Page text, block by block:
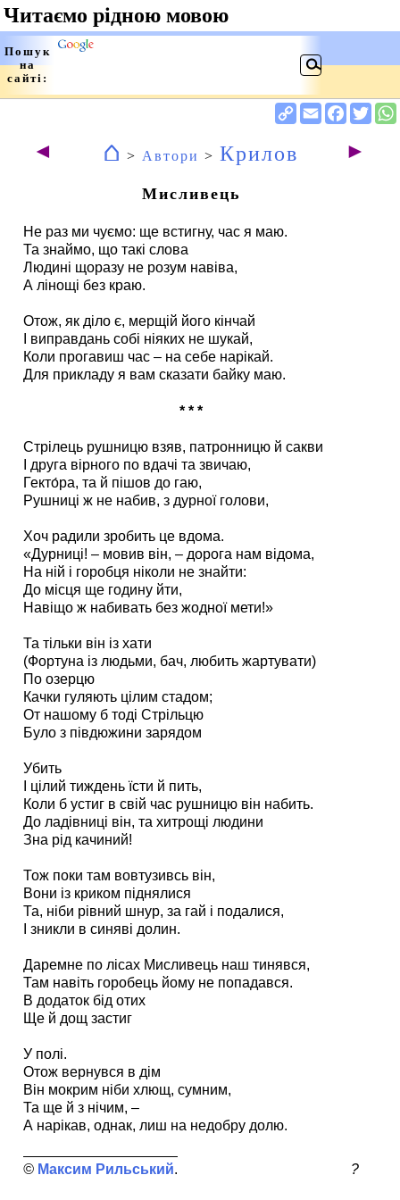
◄ ⌂ > Автори > Крилов ►
Мисливець
Не раз ми чуємо: ще встигну, час я маю.
Та знаймо, що такі слова
Людині щоразу не розум навіва,
А лінощі без краю.
Отож, як діло є, мерщій його кінчай
І виправдань собі ніяких не шукай,
Коли прогавиш час – на себе нарікай.
Для прикладу я вам сказати байку маю.
* * *
Стрілець рушницю взяв, патронницю й сакви
І друга вірного по вдачі та звичаю,
Гекто́ра, та й пішов до гаю,
Рушниці ж не набив, з дурної голови,
Хоч радили зробить це вдома.
«Дурниці! – мовив він, – дорога нам відома,
На ній і горобця ніколи не знайти:
До місця ще годину йти,
Навіщо ж набивать без жодної мети!»
Та тільки він із хати
(Фортуна із людьми, бач, любить жартувати)
По озерцю
Качки гуляють цілим стадом;
От нашому б тоді Стрільцю
Було з півдюжини зарядом
Убить
І цілий тиждень їсти й пить,
Коли б устиг в свій час рушницю він набить.
До ладівниці він, та хитрощі людини
Зна рід качиний!
Тож поки там вовтузивсь він,
Вони із криком піднялися
Та, ніби рівний шнур, за гай і подалися,
І зникли в синяві долин.
Даремне по лісах Мисливець наш тинявся,
Там навіть горобець йому не попадався.
В додаток бід отих
Ще й дощ застиг
У полі.
Отож вернувся в дім
Він мокрим ніби хлющ, сумним,
Та ще й з нічим, –
А нарікав, однак, лиш на недобру долю.
Максим Рильський ?